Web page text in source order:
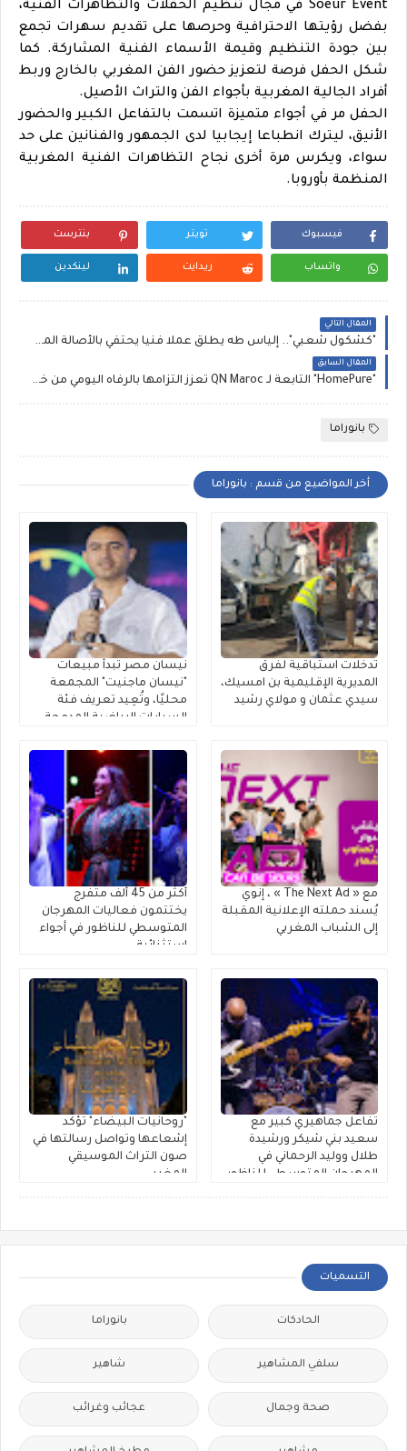
Soeur Évent في مجال تنظيم الحفلات والتظاهرات الفنية،
بفضل رؤيتها الاحترافية وحرصها على تقديم سهرات تجمع
بين جودة التنظيم وقيمة الأسماء الفنية المشاركة. كما
شكل الحفل فرصة لتعزيز حضور الفن المغربي بالخارج وربط
أفراد الجالية المغربية بأجواء الفن والتراث الأصيل.
الحفل مر في أجواء متميزة اتسمت بالتفاعل الكبير والحضور
الأنيق، ليترك انطباعا إيجابيا لدى الجمهور والفنانين على حد
سواء، ويكرس مرة أخرى نجاح التظاهرات الفنية المغربية
المنظمة بأوروبا.
فيسبوك تويتر بنترست
واتساب ريدايت لينكدين
المقال التالي
"كشكول شعبي".. إلياس طه يطلق عملا فنيا يحتفي بالأصالة المغربية
المقال السابق
"HomePure" التابعة لـ QN Maroc تعزز التزامها بالرفاه اليومي من خلال حلول متقدمة لتنقية المياه
بانوراما
أخر المواضيع من قسم : بانوراما
تدخلات استباقية لفرق
المديرية الإقليمية بن امسيك،
سيدي عثمان و مولاي رشيد
نيسان مصر تبدأ مبيعات
"نيسان ماجنيت" المجمعة
محليًا، وتُعِيد تعريف فئة
السيارات الرياضية المدمجة
مع « The Next Ad » ، إنوي
يُسند حملته الإعلانية المقبلة
إلى الشباب المغربي
أكثر من 45 ألف متفرج
يختتمون فعاليات المهرجان
المتوسطي للناظور في أجواء
استثنائية
تفاعل جماهيري كبير مع
سعيد بني شيكر ورشيدة
طلال ووليد الرحماني في
المهرجان المتوسطي للناظور
"روحانيات البيضاء" تؤكد
إشعاعها وتواصل رسالتها في
صون التراث الموسيقي
المغربي
التسميات
الحادكات بانوراما
سلفي المشاهير شاهير
صحة وجمال عجائب وغرائب